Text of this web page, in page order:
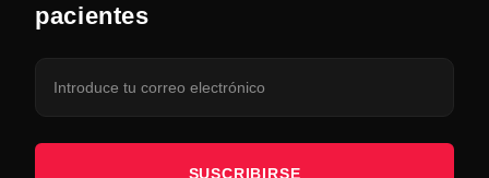
pacientes
SUSCRIBIRSE